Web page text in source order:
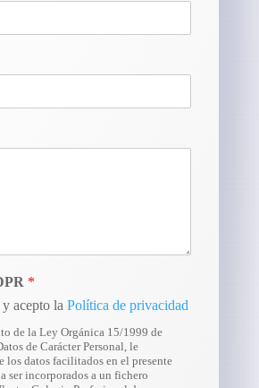
*
acepto la Política de privacidad
de la Ley Orgánica 15/1999 de
de Carácter Personal, le
los datos facilitados en el presente
ser incorporados a un fichero